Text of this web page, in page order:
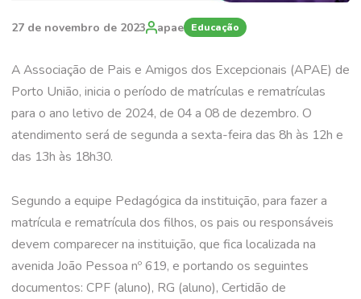
27 de novembro de 2023 apae Educação
A Associação de Pais e Amigos dos Excepcionais (APAE) de
Porto União, inicia o período de matrículas e rematrículas
para o ano letivo de 2024, de 04 a 08 de dezembro. O
atendimento será de segunda a sexta-feira das 8h às 12h e
das 13h às 18h30.
Segundo a equipe Pedagógica da instituição, para fazer a
matrícula e rematrícula dos filhos, os pais ou responsáveis
devem comparecer na instituição, que fica localizada na
avenida João Pessoa nº 619, e portando os seguintes
documentos: CPF (aluno), RG (aluno), Certidão de